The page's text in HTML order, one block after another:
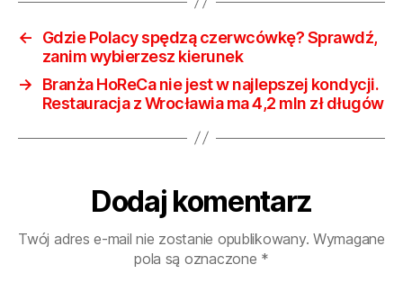
←
Gdzie Polacy spędzą czerwcówkę? Sprawdź,
zanim wybierzesz kierunek
→
Branża HoReCa nie jest w najlepszej kondycji.
Restauracja z Wrocławia ma 4,2 mln zł długów
Dodaj komentarz
Twój adres e-mail nie zostanie opublikowany. Wymagane
pola są oznaczone *